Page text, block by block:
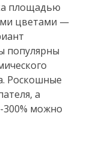
площадью
цветами —
популярны
Роскошные
а
300% можно